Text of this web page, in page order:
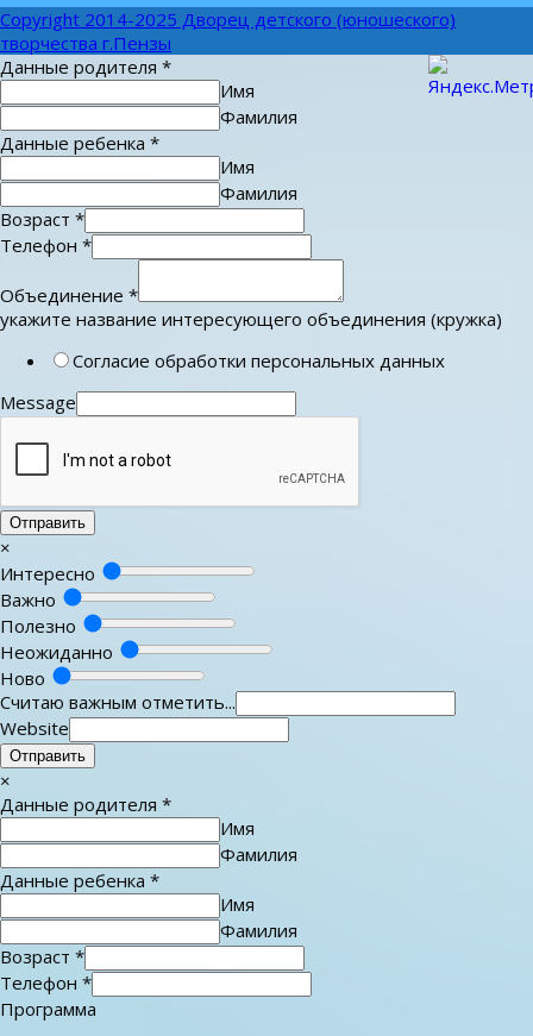
Copyright 2014-2025 Дворец детского (юношеского)
творчества г.Пензы
Данные родителя *
Имя
Фамилия
Данные ребенка *
Имя
Фамилия
Возраст *
Телефон *
Объединение *
укажите название интересующего объединения (кружка)
Согласие обработки персональных данных
Message
Отправить
×
Интересно
Важно
Полезно
Неожиданно
Ново
Считаю важным отметить...
Website
Отправить
×
Данные родителя *
Имя
Фамилия
Данные ребенка *
Имя
Фамилия
Возраст *
Телефон *
Программа